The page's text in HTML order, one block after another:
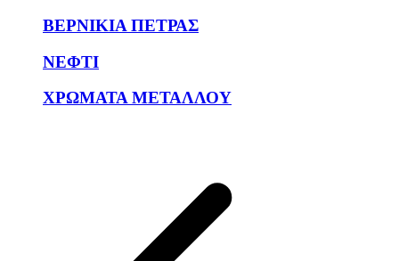
ΒΕΡΝΙΚΙΑ ΠΕΤΡΑΣ
ΝΕΦΤΙ
ΧΡΩΜΑΤΑ ΜΕΤΑΛΛΟΥ